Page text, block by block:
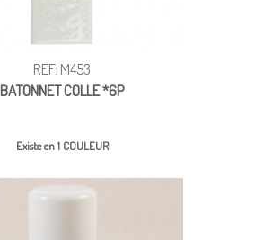
REF: M453
BATONNET COLLE *6P
Existe en 1 COULEUR